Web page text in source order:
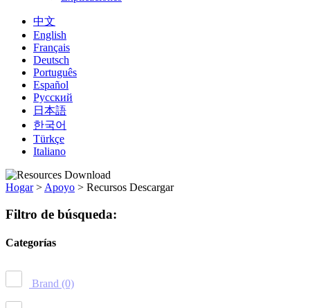
中文
English
Français
Deutsch
Português
Español
Русский
日本語
한국어
Türkçe
Italiano
Hogar > Apoyo > Recursos Descargar
Filtro de búsqueda:
Categorías
Brand (0)